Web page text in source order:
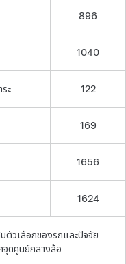
896
1040
ะ 122
169
1656
1624
ตัวเลือกของรถและปัจจัย
จุดศูนย์กลางล้อ